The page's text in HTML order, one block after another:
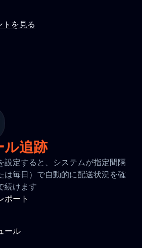
トを見る
ル追跡
設定すると、システムが指定間隔
は毎日）で自動的に配送状況を確
続けます
ポート
ール